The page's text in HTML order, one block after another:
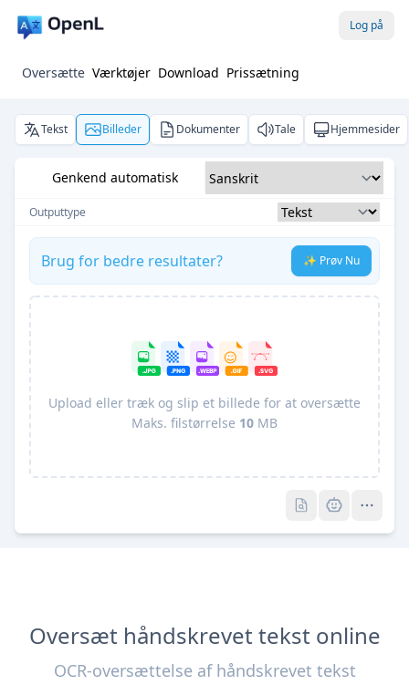
Log på
Oversætte Værktøjer Download Prissætning
Tekst Billeder Dokumenter Tale Hjemmesider
Genkend automatisk
Outputtype
Brug for bedre resultater? ✨ Prøv Nu
Upload eller træk og slip et billede for at oversætte
Maks. filstørrelse 10 MB
Oversæt håndskrevet tekst online
OCR-oversættelse af håndskrevet tekst